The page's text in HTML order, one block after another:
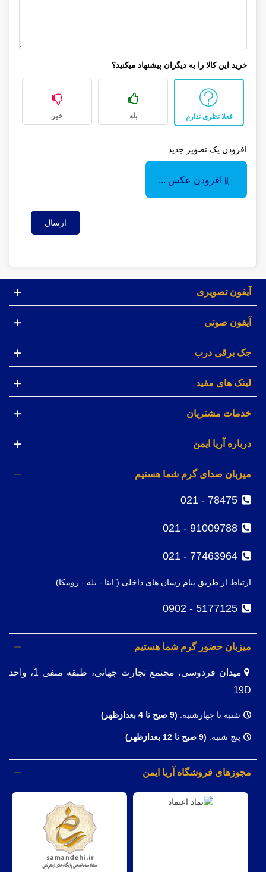
خرید این کالا را به دیگران پیشنهاد میکنید؟
فعلا نظری ندارم بله خیر
افزودن یک تصویر جدید
افزودن عکس ...
ارسال
آیفون تصویری
آیفون صوتی
جک برقی درب
لینک های مفید
خدمات مشتریان
درباره آریا ایمن
میزبان صدای گرم شما هستیم
78475 - 021
91009788 - 021
77463964 - 021
ارتباط از طریق پیام رسان های داخلی ( ایتا - بله - روبیکا)
5177125 - 0902
میزبان حضور گرم شما هستیم
میدان فردوسی، مجتمع تجارت جهانی، طبقه منفی 1، واحد
19D
شنبه تا چهارشنبه: (9 صبح تا 4 بعدازظهر)
پنج شنبه: (9 صبح تا 12 بعدازظهر)
مجوزهای فروشگاه آریا ایمن